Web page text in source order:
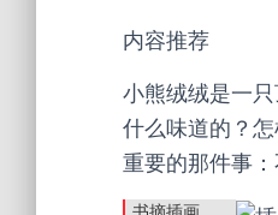
内容推荐
小熊绒绒是一
什么味道的？
重要的那件事